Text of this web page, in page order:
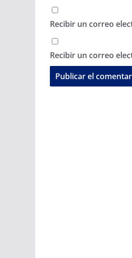
Recibir un correo
Recibir un correo